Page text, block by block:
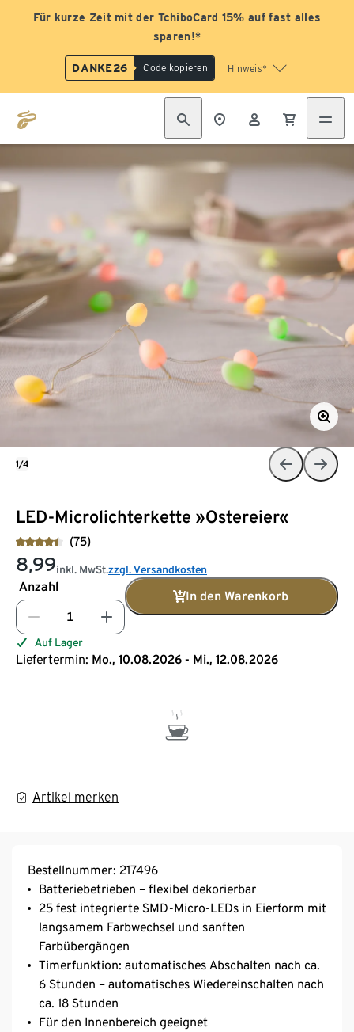
Für kurze Zeit mit der TchiboCard 15% auf fast alles
sparen!*
DANKE26 Code kopieren Hinweis*
LED-Microlichterkette »Ostereier«
(75)
8,99inkl. MwSt.zzgl. Versandkosten
Anzahl
In den Warenkorb
Auf Lager
Liefertermin: Mo., 10.08.2026 - Mi., 12.08.2026
Artikel merken
1/4
Bestellnummer: 217496
Batteriebetrieben – flexibel dekorierbar
25 fest integrierte SMD-Micro-LEDs in Eierform mit
langsamem Farbwechsel und sanften
Farbübergängen
Timerfunktion: automatisches Abschalten nach ca.
6 Stunden – automatisches Wiedereinschalten nach
ca. 18 Stunden
Für den Innenbereich geeignet